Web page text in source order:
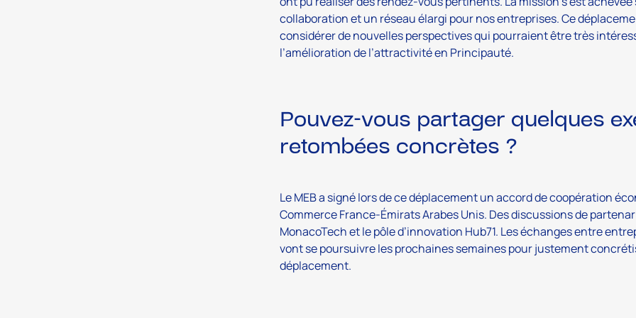
collaboration et un réseau élargi pour nos entreprises. Ce
considérer de nouvelles perspectives qui pourraient être très
l’amélioration de l’attractivité en Principauté.
Pouvez-vous partager quelques
retombées concrètes ?
Le MEB a signé lors de ce déplacement un accord de coopération
Commerce France-Émirats Arabes Unis. Des discussions de
MonacoTech et le pôle d’innovation Hub71. Les échanges entre
vont se poursuivre les prochaines semaines pour justement
déplacement.